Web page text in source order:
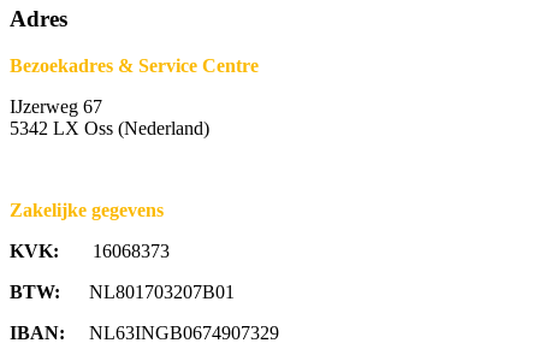
Adres
Bezoekadres & Service Centre
IJzerweg 67
5342 LX Oss (Nederland)
Zakelijke gegevens
KVK: 16068373
BTW: NL801703207B01
IBAN: NL63INGB0674907329